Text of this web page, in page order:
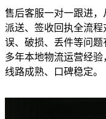
售后客服一对一跟进
派送、签收回执全流
误、破损、丢件等问题
多年本地物流运营经验
线路成熟、口碑稳定。